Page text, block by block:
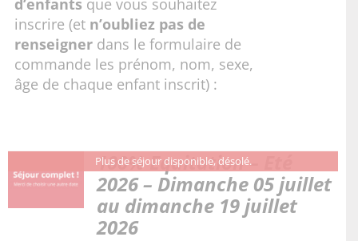
d’enfants que vous souhaitez
inscrire (et n’oubliez pas de
renseigner dans le formulaire de
commande les prénom, nom, sexe,
âge de chaque enfant inscrit) :
Plus de séjour disponible, désolé.
100% Equitation – Eté
2026 – Dimanche 05 juillet
au dimanche 19 juillet
2026